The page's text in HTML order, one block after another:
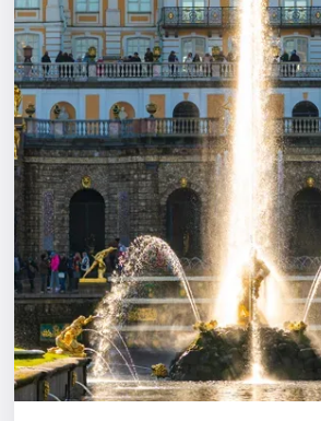
Города
Площадки
Артисты
Рейтинги